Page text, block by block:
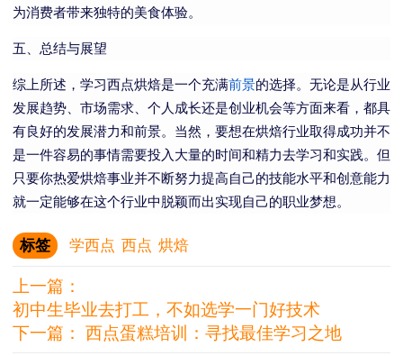
为消费者带来独特的美食体验。
五、总结与展望
综上所述，学习西点烘焙是一个充满前景的选择。无论是从行业
发展趋势、市场需求、个人成长还是创业机会等方面来看，都具
有良好的发展潜力和前景。当然，要想在烘焙行业取得成功并不
是一件容易的事情需要投入大量的时间和精力去学习和实践。但
只要你热爱烘焙事业并不断努力提高自己的技能水平和创意能力
就一定能够在这个行业中脱颖而出实现自己的职业梦想。
标签 学西点 西点 烘焙
上一篇：
初中生毕业去打工，不如选学一门好技术
下一篇： 西点蛋糕培训：寻找最佳学习之地